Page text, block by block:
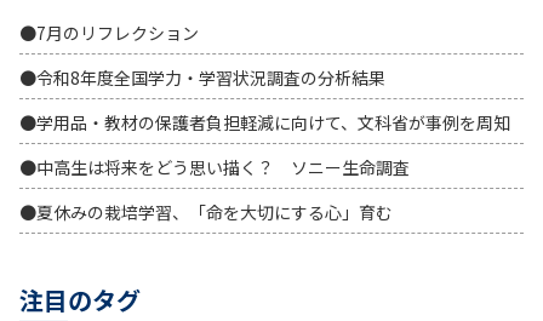
●7月のリフレクション
●令和8年度全国学力・学習状況調査の分析結果
●学用品・教材の保護者負担軽減に向けて、文科省が事例を周知
●中高生は将来をどう思い描く？ ソニー生命調査
●夏休みの栽培学習、「命を大切にする心」育む
注目のタグ